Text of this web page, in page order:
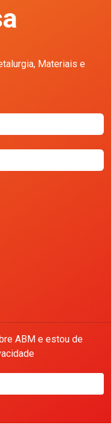
Materiais e
ABM e estou de